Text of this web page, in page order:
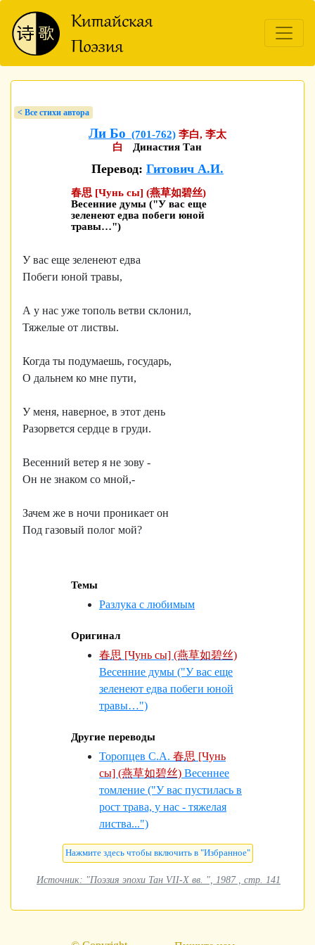
< Bсе стихи автора
Ли Бо (701-762) 李白, 李太
白
Династия Тан
Перевод: Гитович А.И.
春思 [Чунь сы] (燕草如碧丝)
Весенние думы ("У вас еще
зеленеют едва побеги юной
травы…")
У вас еще зеленеют едва
Побеги юной травы,
А у нас уже тополь ветви склонил,
Тяжелые от листвы.
Когда ты подумаешь, государь,
О дальнем ко мне пути,
У меня, наверное, в этот день
Разорвется сердце в груди.
Весенний ветер я не зову -
Он не знаком со мной,-
Зачем же в ночи проникает он
Под газовый полог мой?
Темы
Разлука с любимым
Оригинал
春思 [Чунь сы] (燕草如碧丝)
Весенние думы ("У вас еще
зеленеют едва побеги юной
травы…")
Другие переводы
Торопцев С.А. 春思 [Чунь
сы] (燕草如碧丝) Весеннее
томление ("У вас пустилась в
рост трава, у нас - тяжелая
листва...")
Источник: "Поэзия эпохи Тан VII-X вв. ", 1987 , стр. 141